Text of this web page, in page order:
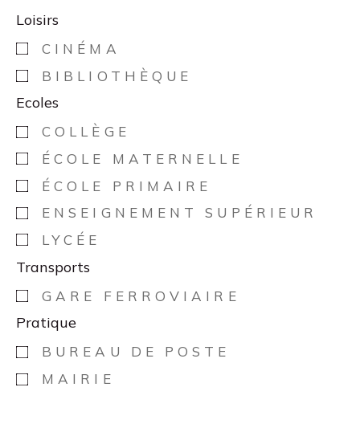
Loisirs
CINÉMA
BIBLIOTHÈQUE
Ecoles
COLLÈGE
ÉCOLE MATERNELLE
ÉCOLE PRIMAIRE
ENSEIGNEMENT SUPÉRIEUR
LYCÉE
Transports
GARE FERROVIAIRE
Pratique
BUREAU DE POSTE
MAIRIE